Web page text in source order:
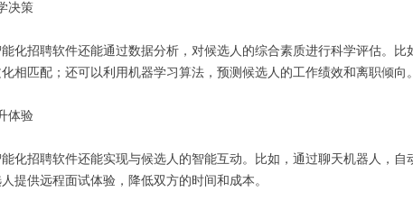
决策
化招聘软件还能通过数据分析，对候选人的综合素质进行科学评估。
相匹配；还可以利用机器学习算法，预测候选人的工作绩效和离职倾
体验
化招聘软件还能实现与候选人的智能互动。比如，通过聊天机器人，
提供远程面试体验，降低双方的时间和成本。